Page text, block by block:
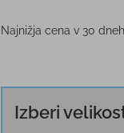
Najnižja cena v 30 dneh
Izberi